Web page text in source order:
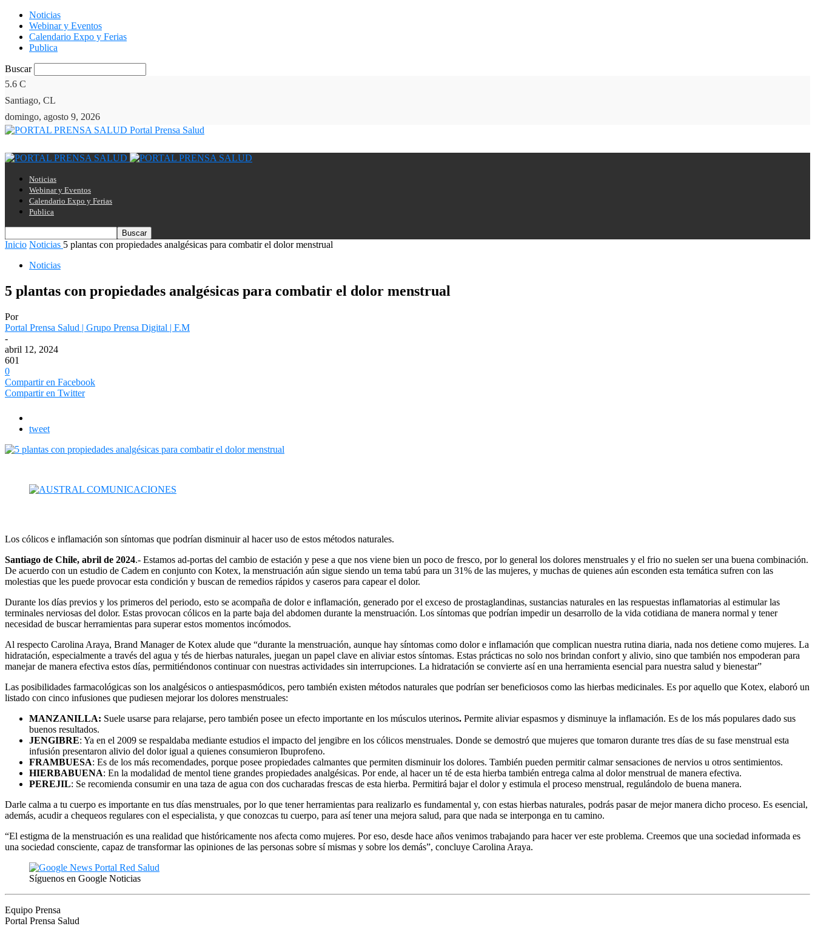
Noticias
Webinar y Eventos
Calendario Expo y Ferias
Publica
Buscar
5.6 C
Santiago, CL
domingo, agosto 9, 2026
Portal Prensa Salud
Noticias
Webinar y Eventos
Calendario Expo y Ferias
Publica
Inicio Noticias 5 plantas con propiedades analgésicas para combatir el dolor menstrual
Noticias
5 plantas con propiedades analgésicas para combatir el dolor menstrual
Por
Portal Prensa Salud | Grupo Prensa Digital | F.M
-
abril 12, 2024
601
0
Compartir en Facebook
Compartir en Twitter
tweet
Los cólicos e inflamación son síntomas que podrían disminuir al hacer uso de estos métodos naturales.
Santiago de Chile, abril de 2024.- Estamos ad-portas del cambio de estación y pese a que nos viene bien un poco de fresco, por lo general los dolores menstruales y el frio no suelen ser una buena combinación.
De acuerdo con un estudio de Cadem en conjunto con Kotex, la menstruación aún sigue siendo un tema tabú para un 31% de las mujeres, y muchas de quienes aún esconden esta temática sufren con las
molestias que les puede provocar esta condición y buscan de remedios rápidos y caseros para capear el dolor.
Durante los días previos y los primeros del periodo, esto se acompaña de dolor e inflamación, generado por el exceso de prostaglandinas, sustancias naturales en las respuestas inflamatorias al estimular las
terminales nerviosas del dolor. Estas provocan cólicos en la parte baja del abdomen durante la menstruación. Los síntomas que podrían impedir un desarrollo de la vida cotidiana de manera normal y tener
necesidad de buscar herramientas para superar estos momentos incómodos.
Al respecto Carolina Araya, Brand Manager de Kotex alude que “durante la menstruación, aunque hay síntomas como dolor e inflamación que complican nuestra rutina diaria, nada nos detiene como mujeres. La
hidratación, especialmente a través del agua y tés de hierbas naturales, juegan un papel clave en aliviar estos síntomas. Estas prácticas no solo nos brindan confort y alivio, sino que también nos empoderan para
manejar de manera efectiva estos días, permitiéndonos continuar con nuestras actividades sin interrupciones. La hidratación se convierte así en una herramienta esencial para nuestra salud y bienestar”
Las posibilidades farmacológicas son los analgésicos o antiespasmódicos, pero también existen métodos naturales que podrían ser beneficiosos como las hierbas medicinales. Es por aquello que Kotex, elaboró un
listado con cinco infusiones que pudiesen mejorar los dolores menstruales:
MANZANILLA: Suele usarse para relajarse, pero también posee un efecto importante en los músculos uterinos. Permite aliviar espasmos y disminuye la inflamación. Es de los más populares dado sus
buenos resultados.
JENGIBRE: Ya en el 2009 se respaldaba mediante estudios el impacto del jengibre en los cólicos menstruales. Donde se demostró que mujeres que tomaron durante tres días de su fase menstrual esta
infusión presentaron alivio del dolor igual a quienes consumieron Ibuprofeno.
FRAMBUESA: Es de los más recomendades, porque posee propiedades calmantes que permiten disminuir los dolores. También pueden permitir calmar sensaciones de nervios u otros sentimientos.
HIERBABUENA: En la modalidad de mentol tiene grandes propiedades analgésicas. Por ende, al hacer un té de esta hierba también entrega calma al dolor menstrual de manera efectiva.
PEREJIL: Se recomienda consumir en una taza de agua con dos cucharadas frescas de esta hierba. Permitirá bajar el dolor y estimula el proceso menstrual, regulándolo de buena manera.
Darle calma a tu cuerpo es importante en tus días menstruales, por lo que tener herramientas para realizarlo es fundamental y, con estas hierbas naturales, podrás pasar de mejor manera dicho proceso. Es esencial,
además, acudir a chequeos regulares con el especialista, y que conozcas tu cuerpo, para así tener una mejora salud, para que nada se interponga en tu camino.
“El estigma de la menstruación es una realidad que históricamente nos afecta como mujeres. Por eso, desde hace años venimos trabajando para hacer ver este problema. Creemos que una sociedad informada es
una sociedad consciente, capaz de transformar las opiniones de las personas sobre sí mismas y sobre los demás”, concluye Carolina Araya.
Síguenos en Google Noticias
Equipo Prensa
Portal Prensa Salud